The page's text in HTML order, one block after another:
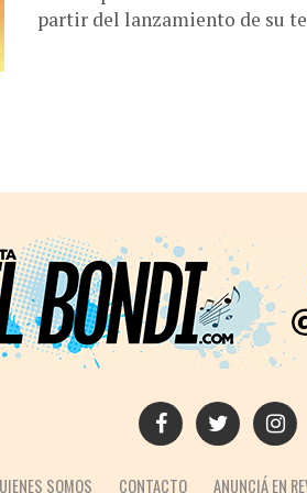
partir del lanzamiento de su
SOMOS CONTACTO ANUNCIÁ EN